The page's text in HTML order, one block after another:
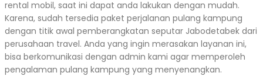
rental mobil, saat ini dapat anda lakukan dengan mudah.
Karena, sudah tersedia paket perjalanan pulang kampung
dengan titik awal pemberangkatan seputar Jabodetabek dari
perusahaan travel. Anda yang ingin merasakan layanan ini,
bisa berkomunikasi dengan admin kami agar memperoleh
pengalaman pulang kampung yang menyenangkan.